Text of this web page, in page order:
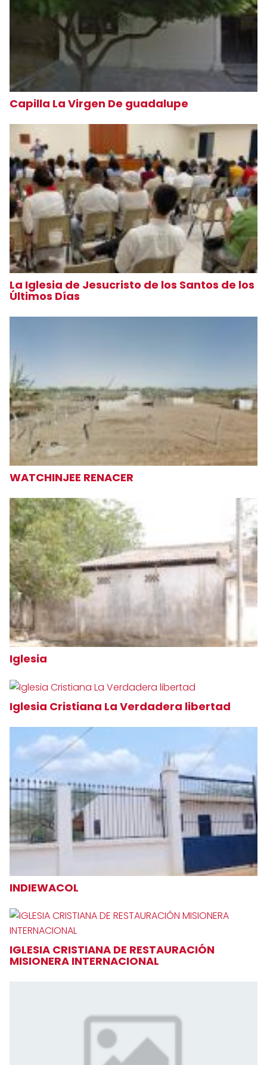
Capilla La Virgen De guadalupe
La Iglesia de Jesucristo de los Santos de los
Últimos Días
WATCHINJEE RENACER
Iglesia
Iglesia Cristiana La Verdadera libertad
INDIEWACOL
IGLESIA CRISTIANA DE RESTAURACIÓN
MISIONERA INTERNACIONAL